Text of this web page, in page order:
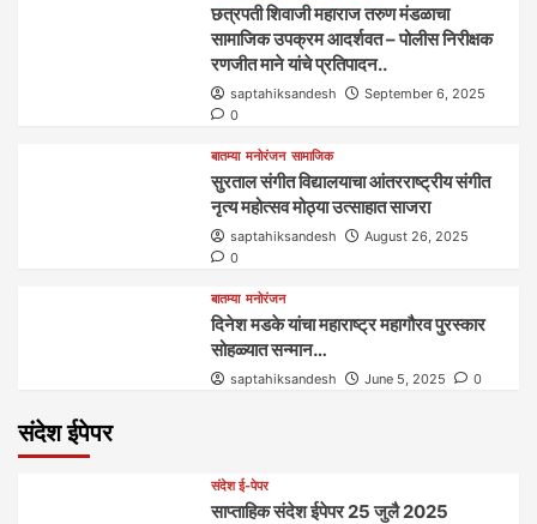
छत्रपती शिवाजी महाराज तरुण मंडळाचा
सामाजिक उपक्रम आदर्शवत – पोलीस निरीक्षक
रणजीत माने यांचे प्रतिपादन..
saptahiksandesh
September 6, 2025
0
बातम्या मनोरंजन सामाजिक
सुरताल संगीत विद्यालयाचा आंतरराष्ट्रीय संगीत
नृत्य महोत्सव मोठ्या उत्साहात साजरा
saptahiksandesh
August 26, 2025
0
बातम्या मनोरंजन
दिनेश मडके यांचा महाराष्ट्र महागौरव‌ पुरस्कार‌‌‌
सोहळ्यात सन्मान…
saptahiksandesh June 5, 2025 0
संदेश ईपेपर
संदेश ई-पेपर
साप्ताहिक संदेश ईपेपर 25 जुलै 2025